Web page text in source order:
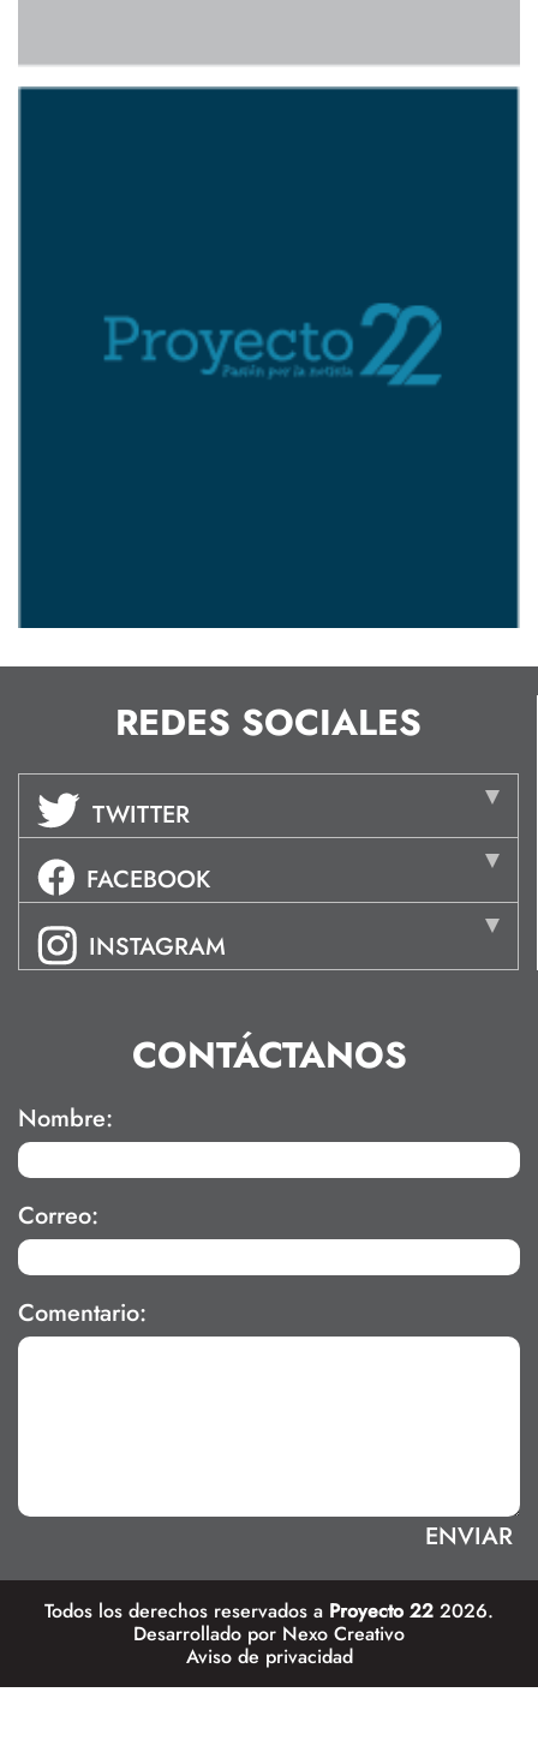
REDES SOCIALES
TWITTER
FACEBOOK
INSTAGRAM
CONTÁCTANOS
Nombre:
Correo:
Comentario:
Todos los derechos reservados a Proyecto 22 2026.
Desarrollado por Nexo Creativo
Aviso de privacidad